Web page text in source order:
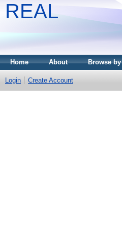
REAL
Home About Browse by
Login Create Account